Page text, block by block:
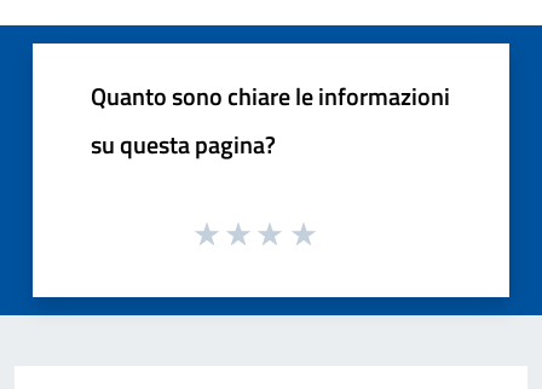
Quanto sono chiare le informazioni
su questa pagina?